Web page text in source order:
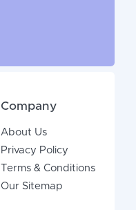
Company
About Us
Privacy Policy
Terms & Conditions
Our Sitemap